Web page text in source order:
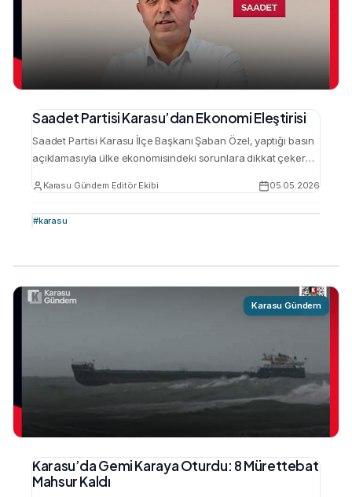
Saadet Partisi Karasu’dan Ekonomi Eleştirisi
Saadet Partisi Karasu İlçe Başkanı Şaban Özel, yaptığı basın
açıklamasıyla ülke ekonomisindeki sorunlara dikkat çekerek,
yaşadığı ekonomik zorlukları ve beklentilerini dile getirdi.
mücadele ediyor. Hükümet yetkilileri tarafından yapılan
Karasu Gündem Editör Ekibi 05.05.2026
#karasu
Karasu Gündem
Karasu’da Gemi Karaya Oturdu: 8 Mürettebat
Mahsur Kaldı